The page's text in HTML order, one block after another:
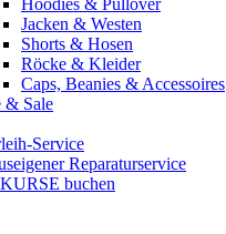
Hoodies & Pullover
Jacken & Westen
Shorts & Hosen
Röcke & Kleider
Caps, Beanies & Accessoires
& Sale
Service
Reparaturservice
buchen